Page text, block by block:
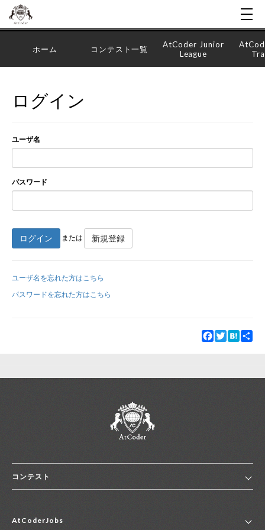
新規登録
ホーム コンテスト一覧
AtCoder Junior
League
ログイン
ユーザ名
パスワード
ログイン または 新規登録
ユーザ名を忘れた方はこちら
パスワードを忘れた方はこちら
Facebook
TwitterHatena
コンテスト
コンテスト一覧
AtCoderJobs